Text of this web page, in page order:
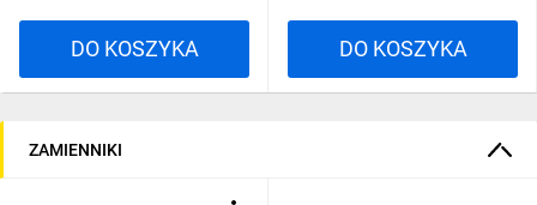
DO KOSZYKA DO KOSZYKA
ZAMIENNIKI